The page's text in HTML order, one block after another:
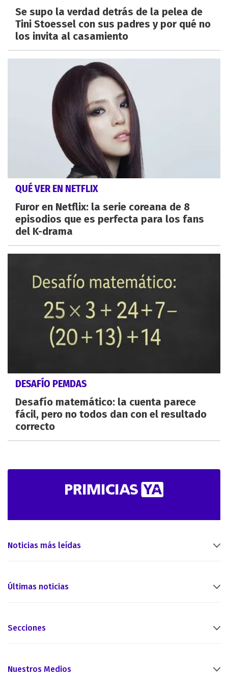
Se supo la verdad detrás de la pelea de
Tini Stoessel con sus padres y por qué no
los invita al casamiento
QUÉ VER EN NETFLIX
Furor en Netflix: la serie coreana de 8
episodios que es perfecta para los fans
del K-drama
DESAFÍO PEMDAS
Desafío matemático: la cuenta parece
fácil, pero no todos dan con el resultado
correcto
Noticias más leídas
Últimas noticias
Secciones
Nuestros Medios